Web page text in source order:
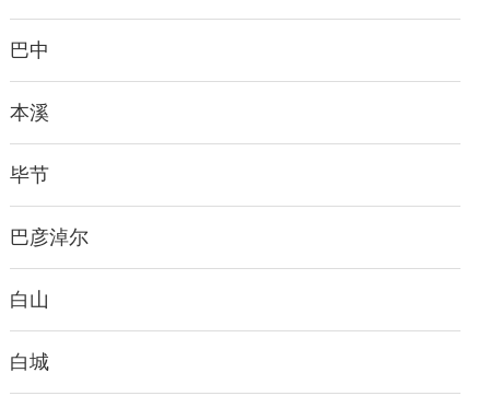
巴中
本溪
毕节
巴彦淖尔
白山
白城